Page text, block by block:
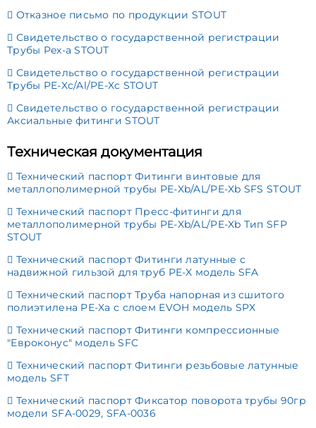
Отказное письмо по продукции STOUT
Свидетельство о государственной регистрации
Трубы Pex-a STOUT
Свидетельство о государственной регистрации
Трубы PE-Xc/Al/PE-Xc STOUT
Свидетельство о государственной регистрации
Аксиальные фитинги STOUT
Техническая документация
Технический паспорт Фитинги винтовые для
металлополимерной трубы PE-Xb/AL/PE-Xb SFS STOUT
Технический паспорт Пресс-фитинги для
металлополимерной трубы PE-Xb/AL/PE-Xb Тип SFР
STOUT
Технический паспорт Фитинги латунные с
надвижной гильзой для труб PE-X модель SFA
Технический паспорт Труба напорная из сшитого
полиэтилена PE-Xa с слоем EVOH модель SPX
Технический паспорт Фитинги компрессионные
"Евроконус" модель SFC
Технический паспорт Фитинги резьбовые латунные
модель SFT
Технический паспорт Фиксатор поворота трубы 90гр
модели SFA-0029, SFA-0036